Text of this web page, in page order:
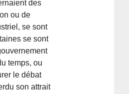
des
ou de
se sont
se sont
temps, ou
le débat
son attrait